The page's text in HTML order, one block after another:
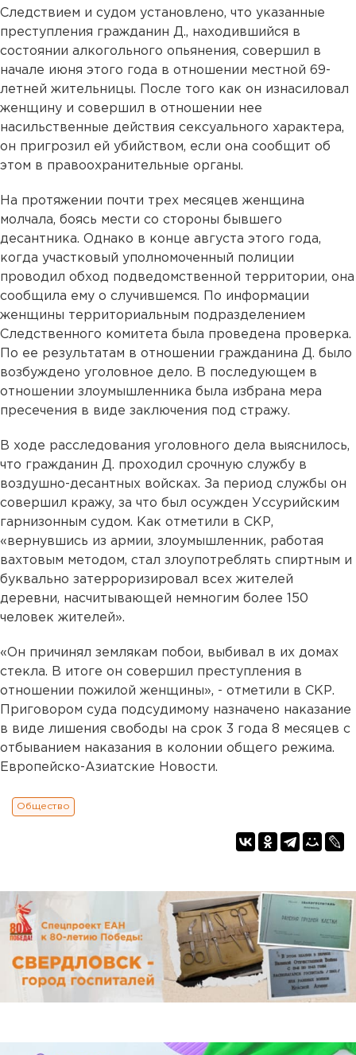
Следствием и судом установлено, что указанные
преступления гражданин Д., находившийся в
состоянии алкогольного опьянения, совершил в
начале июня этого года в отношении местной 69-
летней жительницы. После того как он изнасиловал
женщину и совершил в отношении нее
насильственные действия сексуального характера,
он пригрозил ей убийством, если она сообщит об
этом в правоохранительные органы.
На протяжении почти трех месяцев женщина
молчала, боясь мести со стороны бывшего
десантника. Однако в конце августа этого года,
когда участковый уполномоченный полиции
проводил обход подведомственной территории, она
сообщила ему о случившемся. По информации
женщины территориальным подразделением
Следственного комитета была проведена проверка.
По ее результатам в отношении гражданина Д. было
возбуждено уголовное дело. В последующем в
отношении злоумышленника была избрана мера
пресечения в виде заключения под стражу.
В ходе расследования уголовного дела выяснилось,
что гражданин Д. проходил срочную службу в
воздушно-десантных войсках. За период службы он
совершил кражу, за что был осужден Уссурийским
гарнизонным судом. Как отметили в СКР,
«вернувшись из армии, злоумышленник, работая
вахтовым методом, стал злоупотреблять спиртным и
буквально затерроризировал всех жителей
деревни, насчитывающей немногим более 150
человек жителей».
«Он причинял землякам побои, выбивал в их домах
стекла. В итоге он совершил преступления в
отношении пожилой женщины», - отметили в СКР.
Приговором суда подсудимому назначено наказание
в виде лишения свободы на срок 3 года 8 месяцев с
отбыванием наказания в колонии общего режима.
Европейско-Азиатские Новости.
Общество